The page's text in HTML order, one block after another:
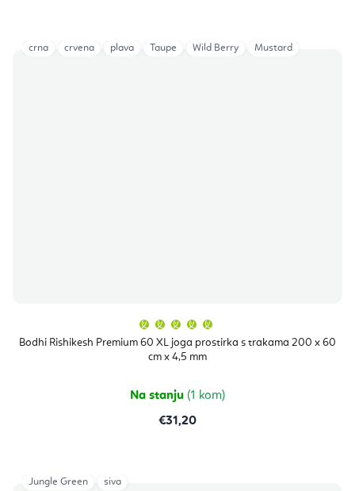
Bodhi Rishikesh Premium 60 XL joga prostirka s trakama 200 x 60
cm x 4,5 mm
proizvoda
je
zvjezdica.
Na stanju (1 kom)
€31,20
crna crvena plava Taupe Wild Berry Mustard
Jungle Green siva